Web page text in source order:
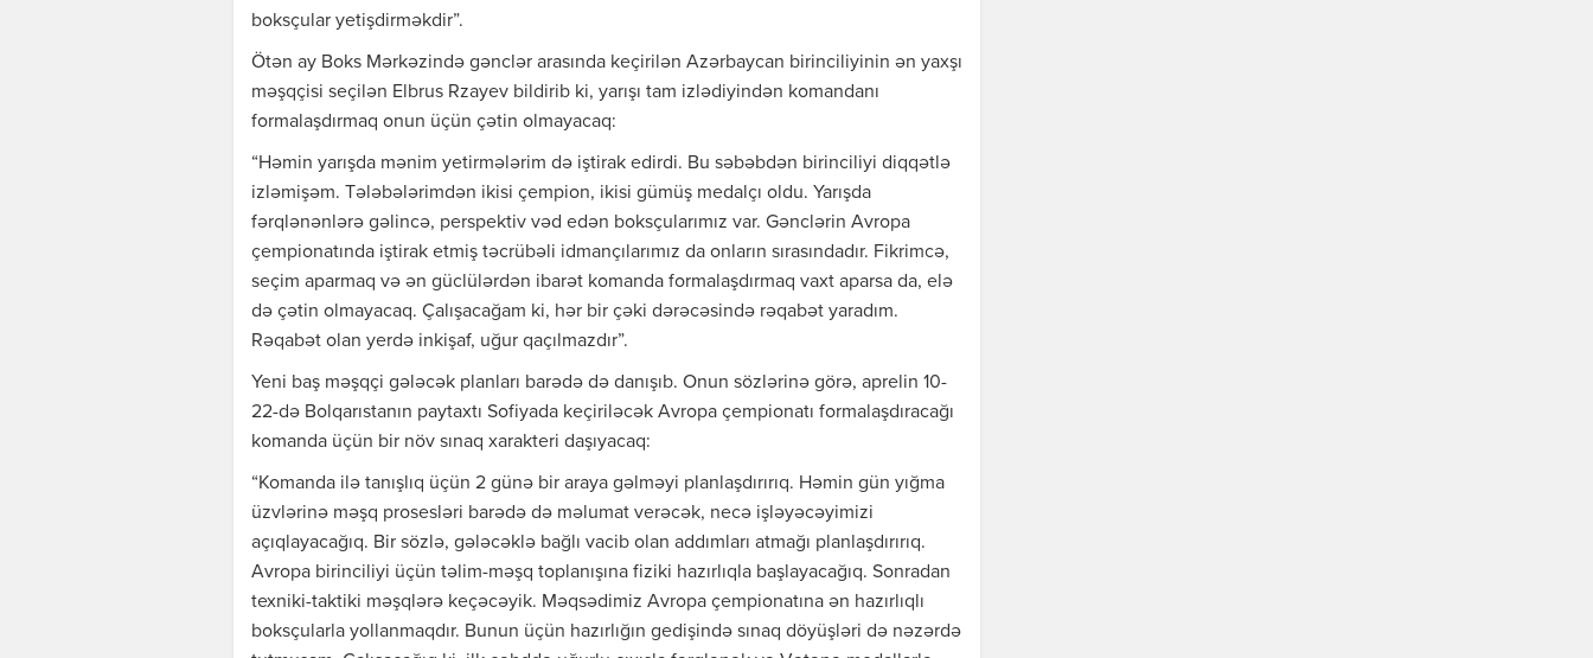
boksçular yetişdirməkdir”.
Ötən ay Boks Mərkəzində gənclər arasında keçirilən Azərbaycan birinciliyinin ən yaxşı
məşqçisi seçilən Elbrus Rzayev bildirib ki, yarışı tam izlədiyindən komandanı
formalaşdırmaq onun üçün çətin olmayacaq:
“Həmin yarışda mənim yetirmələrim də iştirak edirdi. Bu səbəbdən birinciliyi diqqətlə
izləmişəm. Tələbələrimdən ikisi çempion, ikisi gümüş medalçı oldu. Yarışda
fərqlənənlərə gəlincə, perspektiv vəd edən boksçularımız var. Gənclərin Avropa
çempionatında iştirak etmiş təcrübəli idmançılarımız da onların sırasındadır. Fikrimcə,
seçim aparmaq və ən güclülərdən ibarət komanda formalaşdırmaq vaxt aparsa da, elə
də çətin olmayacaq. Çalışacağam ki, hər bir çəki dərəcəsində rəqabət yaradım.
Rəqabət olan yerdə inkişaf, uğur qaçılmazdır”.
Yeni baş məşqçi gələcək planları barədə də danışıb. Onun sözlərinə görə, aprelin 10-
22-də Bolqarıstanın paytaxtı Sofiyada keçiriləcək Avropa çempionatı formalaşdıracağı
komanda üçün bir növ sınaq xarakteri daşıyacaq:
“Komanda ilə tanışlıq üçün 2 günə bir araya gəlməyi planlaşdırırıq. Həmin gün yığma
üzvlərinə məşq prosesləri barədə də məlumat verəcək, necə işləyəcəyimizi
açıqlayacağıq. Bir sözlə, gələcəklə bağlı vacib olan addımları atmağı planlaşdırırıq.
Avropa birinciliyi üçün təlim-məşq toplanışına fiziki hazırlıqla başlayacağıq. Sonradan
texniki-taktiki məşqlərə keçəcəyik. Məqsədimiz Avropa çempionatına ən hazırlıqlı
boksçularla yollanmaqdır. Bunun üçün hazırlığın gedişində sınaq döyüşləri də nəzərdə